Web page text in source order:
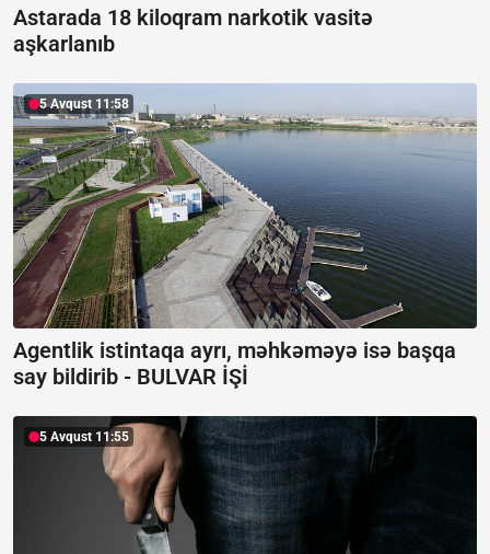
Astarada 18 kiloqram narkotik vasitə
aşkarlanıb
5 Avqust 11:58
Agentlik istintaqa ayrı, məhkəməyə isə başqa
say bildirib - BULVAR İŞİ
5 Avqust 11:55